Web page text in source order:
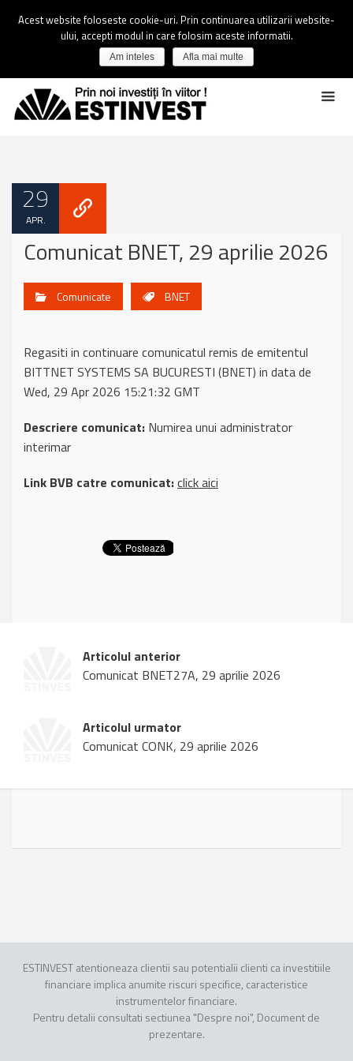
29
APR.
Comunicat BNET, 29 aprilie 2026
Comunicate BNET
Regasiti in continuare comunicatul remis de emitentul
BITTNET SYSTEMS SA BUCURESTI (BNET) in data de
Wed, 29 Apr 2026 15:21:32 GMT
Descriere comunicat: Numirea unui administrator
interimar
Link BVB catre comunicat:click aici
Articolul anterior
Comunicat BNET27A, 29 aprilie 2026
Articolul urmator
Comunicat CONK, 29 aprilie 2026
ESTINVEST atentioneaza clientii sau potentialii clienti ca investitiile
financiare implica anumite riscuri specifice, caracteristice
instrumentelor financiare.
Pentru detalii consultati sectiunea "Despre noi", Document de
prezentare.
Acest website foloseste cookie-uri. Prin continuarea utilizarii website-
ului, accepti modul in care folosim aceste informatii.
Am inteles Afla mai multe